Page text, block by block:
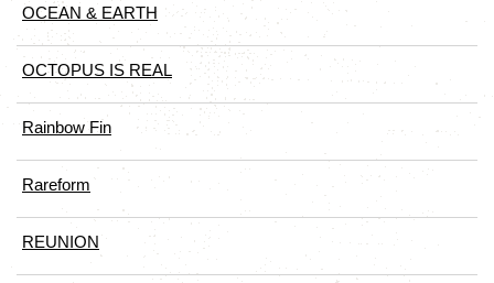
OCEAN & EARTH
OCTOPUS IS REAL
Rainbow Fin
Rareform
REUNION